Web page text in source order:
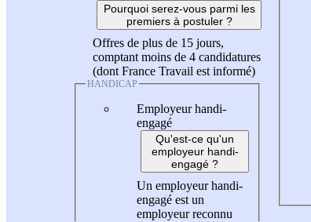
Pourquoi serez-vous parmi les
premiers à postuler ?
Offres de plus de 15 jours,
comptant moins de 4 candidatures
(dont France Travail est informé)
HANDICAP
Employeur handi-
engagé
Qu'est-ce qu'un
employeur handi-
engagé ?
Un employeur handi-
engagé est un
employeur reconnu